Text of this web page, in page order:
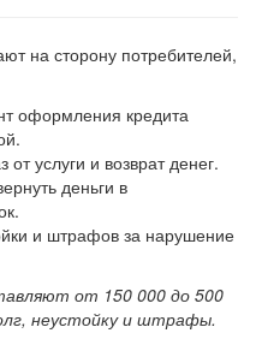
на сторону потребителей,
оформления кредита
услуги и возврат денег.
деньги в
и штрафов за нарушение
от 150 000 до 500
неустойку и штрафы.